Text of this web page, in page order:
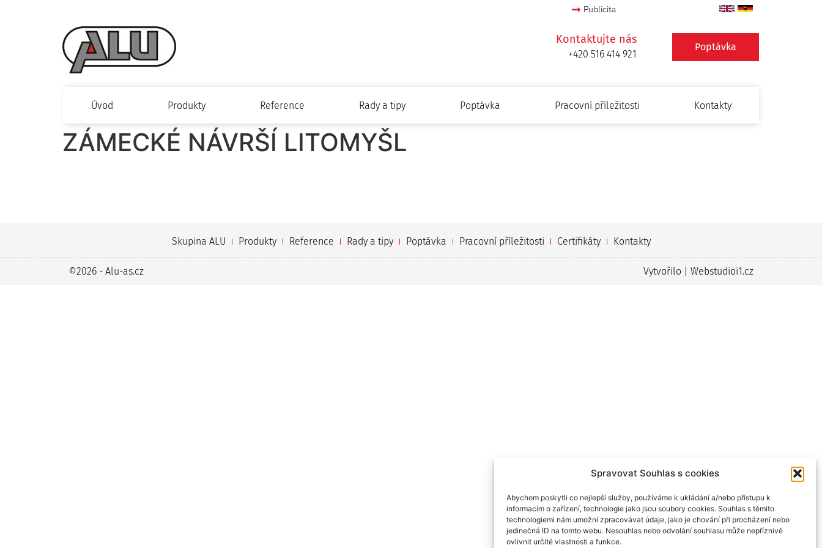
Spravovat Souhlas s cookies
Abychom poskytli co nejlepší služby, používáme k ukládání a/nebo přístupu k
informacím o zařízení, technologie jako jsou soubory cookies. Souhlas s těmito
technologiemi nám umožní zpracovávat údaje, jako je chování při procházení nebo
jedinečná ID na tomto webu. Nesouhlas nebo odvolání souhlasu může nepříznivě
ovlivnit určité vlastnosti a funkce.
Publicita
Kontaktujte nás
+420 516 414 921
Poptávka
Úvod Produkty Reference Rady a tipy Poptávka Pracovní příležitosti Kontakty
ZÁMECKÉ NÁVRŠÍ LITOMYŠL
Skupina ALU Produkty Reference Rady a tipy Poptávka Pracovní příležitosti Certifikáty Kontakty
©2026 - Alu-as.cz Vytvořilo | Webstudioi1.cz